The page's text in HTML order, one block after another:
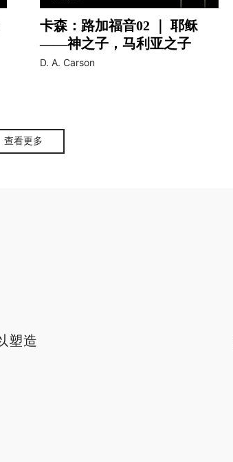
video
卡森：路加福音02 ｜ 耶稣
——神之子，马利亚之子
D. A. Carson
查看更多
塑造